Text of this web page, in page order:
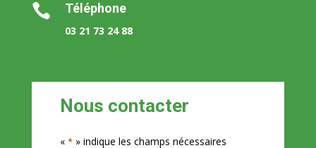
 Téléphone
03 21 73 24 88
Nous contacter
« *» indique les champs nécessaires